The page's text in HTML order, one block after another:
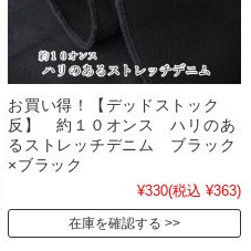
お買い得！【デッドストック
反】 約１０オンス ハリのあ
るストレッチデニム ブラック
×ブラック
¥330(税込 ¥363)
在庫を確認する